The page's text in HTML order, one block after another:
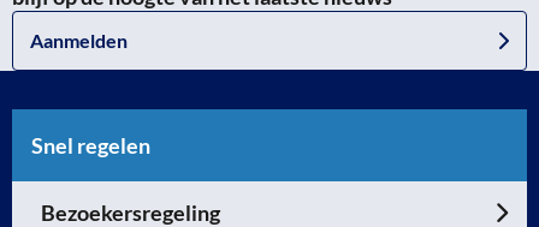
Aanmelden
Snel regelen
Bezoekersregeling